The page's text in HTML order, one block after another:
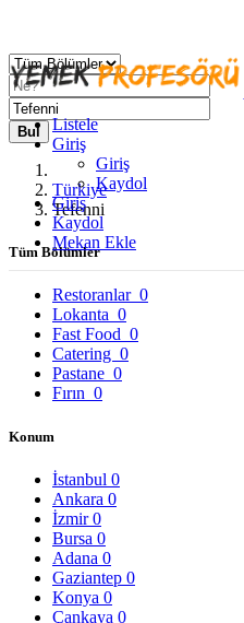
Listele
Giriş
Giriş
Kaydol
Giriş
Kaydol
Mekan Ekle
Bul
Türkiye
Tefenni
Tüm Bölümler
Restoranlar 0
Lokanta 0
Fast Food 0
Catering 0
Pastane 0
Fırın 0
Konum
İstanbul 0
Ankara 0
İzmir0
Bursa 0
Adana 0
Gaziantep 0
Konya 0
Çankaya 0